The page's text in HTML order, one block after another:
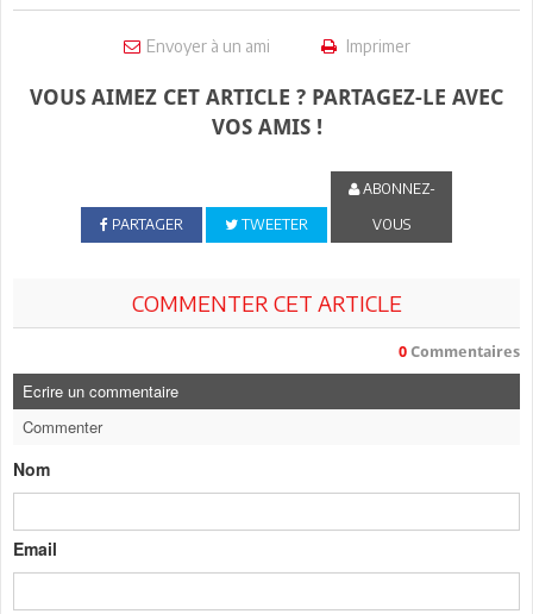
Envoyer à un ami Imprimer
VOUS AIMEZ CET ARTICLE ? PARTAGEZ-LE AVEC
VOS AMIS !
PARTAGER TWEETER
ABONNEZ-
VOUS
COMMENTER CET ARTICLE
0 Commentaires
Ecrire un commentaire
Commenter
Nom
Email